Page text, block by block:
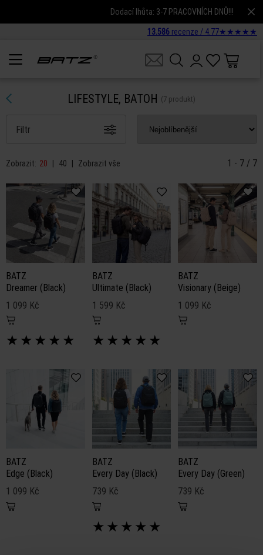
Dodací lhůta: 3-7 PRACOVNÍCH DNŮ!!!
13.586 recenze / 4.77★ ★ ★ ★ ★
LIFESTYLE, BATOH (7 produkt)
Filtr
Zobrazit: 20 | 40 | Zobrazit vše 1 - 7 / 7
BATZ
Dreamer (Black)
1 099 Kč
★ ★ ★ ★ ★
BATZ
Ultimate (Black)
1 599 Kč
★ ★ ★ ★ ★
BATZ
Visionary (Beige)
1 099 Kč
BATZ
Edge (Black)
1 099 Kč
BATZ
Every Day (Black)
739 Kč
★ ★ ★ ★ ★
BATZ
Every Day (Green)
739 Kč